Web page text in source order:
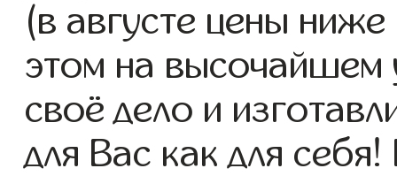
(в августе цены
этом на
своё дело и
для Вас как для